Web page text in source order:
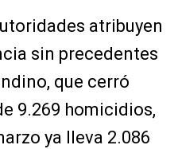
atribuyen
sin precedentes
que cerró
9.269 homicidios,
ya lleva 2.086